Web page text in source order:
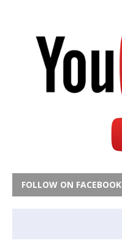
FOLLOW ON FACEBOOK